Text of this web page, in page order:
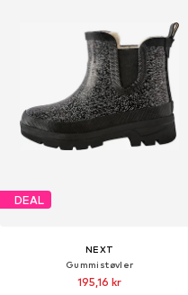
DEAL
NEXT
Gummistøvler
195,16 kr